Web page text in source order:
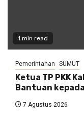
1 min read
Pemerintahan SUMUT
Ketua TP PKK
Bantuan
7 Agustus 2026